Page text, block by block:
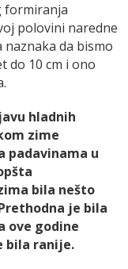
formiranja
polovini naredne
naznaka da bismo
do 10 cm i ono
hladnih
zime
padavinama u
bila nešto
je bila
ove godine
bila ranije.